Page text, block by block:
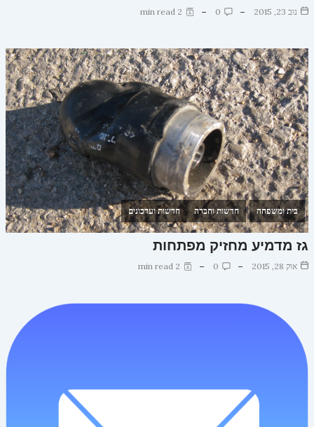
נוב 23, 2015 0
2 min read
בית ומשפחה חדשות וחברה חדשות ועדכונים
גז מדמיע מחזיק מפתחות
אוק 28, 2015 0
2 min read